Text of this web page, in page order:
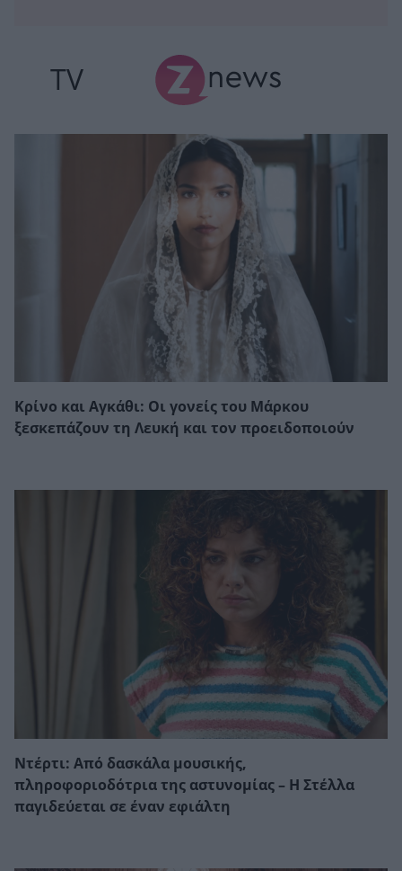
TV
Κρίνο και Αγκάθι: Οι γονείς του Μάρκου
ξεσκεπάζουν τη Λευκή και τον προειδοποιούν
Ντέρτι: Από δασκάλα μουσικής,
πληροφοριοδότρια της αστυνομίας – Η Στέλλα
παγιδεύεται σε έναν εφιάλτη